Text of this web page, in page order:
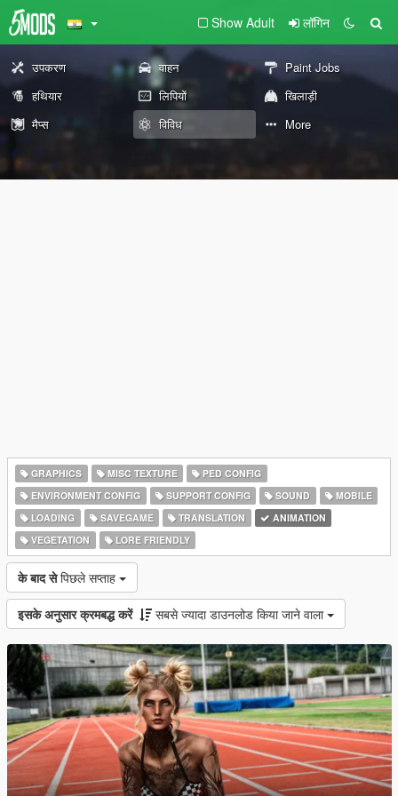
Show Adult लॉगिन
उपकरण वाहन
Paint Jobs
हथियार
लिपियों
खिलाड़ी
मैप्स
विविध More
GRAPHICS MISC TEXTURE
PED CONFIG
ENVIRONMENT CONFIG
SUPPORT CONFIG SOUND
MOBILE
LOADING
SAVEGAME TRANSLATION
ANIMATION
VEGETATION
LORE FRIENDLY
के बाद से पिछले सप्ताह
इसके अनुसार क्रमबद्ध करें सबसे ज्यादा डाउनलोड किया जाने वाला